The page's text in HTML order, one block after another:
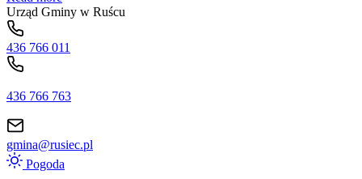
Urząd Gminy w Ruścu
436 766 011
436 766 763
gmina@rusiec.pl
Pogoda